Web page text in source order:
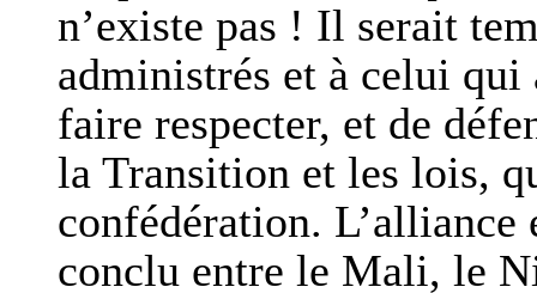
n’existe pas ! Il serait
administrés et à celui qui
faire respecter, et de
la Transition et les lois,
confédération. L’alliance
conclu entre le Mali, le